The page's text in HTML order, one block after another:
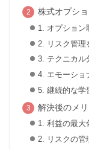
株式オプシ
1. オプション
2. リスク管理
3. テクニカル
4. エモーショ
5. 継続的な学
解決後のメリ
1. 利益の最大
2. リスクの管